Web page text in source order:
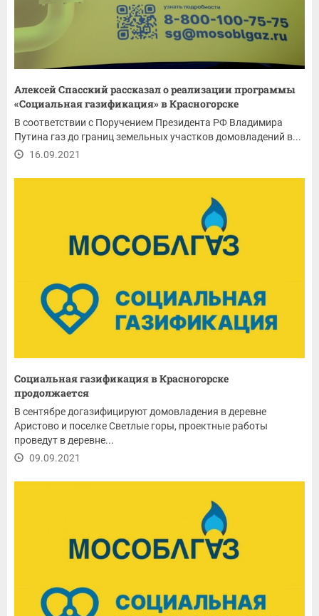
Алексей Спасский рассказал о реализации программы
«Социальная газификация» в Красногорске
В соответствии с Поручением Президента РФ Владимира
Путина газ до границ земельных участков домовладений в...
16.09.2021
Социальная газификация в Красногорске
продолжается
В сентябре догазифицируют домовладения в деревне
Аристово и поселке Светлые горы, проектные работы
проведут в деревне...
09.09.2021